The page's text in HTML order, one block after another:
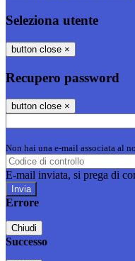
Seleziona utente
button close ×
Recupero password
button close ×
Non hai una e-mail associata al
E-mail inviata, si prega di
Errore
Chiudi
Successo